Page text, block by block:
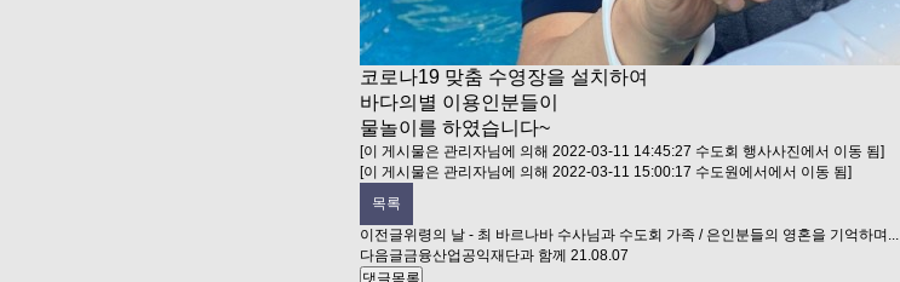
코로나19 맞춤 수영장을 설치하여
바다의별 이용인분들이
물놀이를 하였습니다~
[이 게시물은 관리자님에 의해 2022-03-11 14:45:27 수도회 행사사진에서 이동 됨]
[이 게시물은 관리자님에 의해 2022-03-11 15:00:17 수도원에서에서 이동 됨]
목록
이전글위령의 날 - 최 바르나바 수사님과 수도회 가족 / 은인분들의 영혼을 기억하며...
다음글금융산업공익재단과 함께 21.08.07
댓글목록